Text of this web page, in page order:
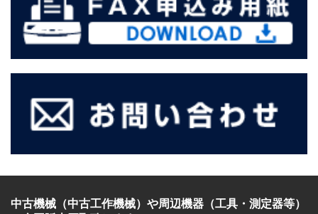
中古機械（中古工作機械） や周辺機器（工具・測定器等）